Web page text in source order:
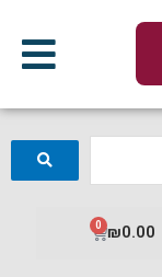
₪0.00
0 עגלת